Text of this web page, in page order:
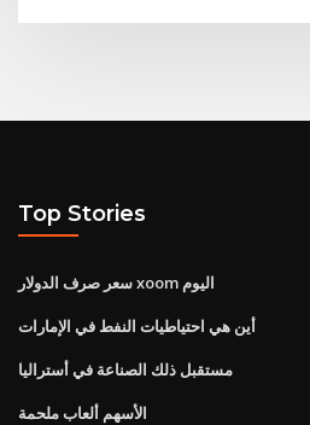
Top Stories
سعر صرف الدولار xoom اليوم
أين هي احتياطيات النفط في الإمارات
مستقبل ذلك الصناعة في أستراليا
الأسهم ألعاب ملحمة